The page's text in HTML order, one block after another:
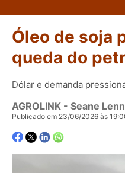
Óleo de soja
queda do
Dólar e demanda
AGROLINK - Seane
Publicado em 23/06/2026 às